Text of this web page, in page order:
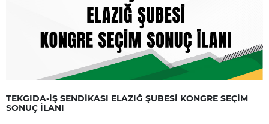
TEKGIDA-İŞ SENDİKASI ELAZIĞ ŞUBESİ KONGRE SEÇİM
SONUÇ İLANI